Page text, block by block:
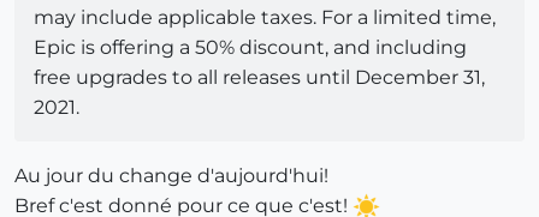
may include applicable taxes. For a limited time,
Epic is offering a 50% discount, and including
free upgrades to all releases until December 31,
2021.
Au jour du change d'aujourd'hui!
Bref c'est donné pour ce que c'est!